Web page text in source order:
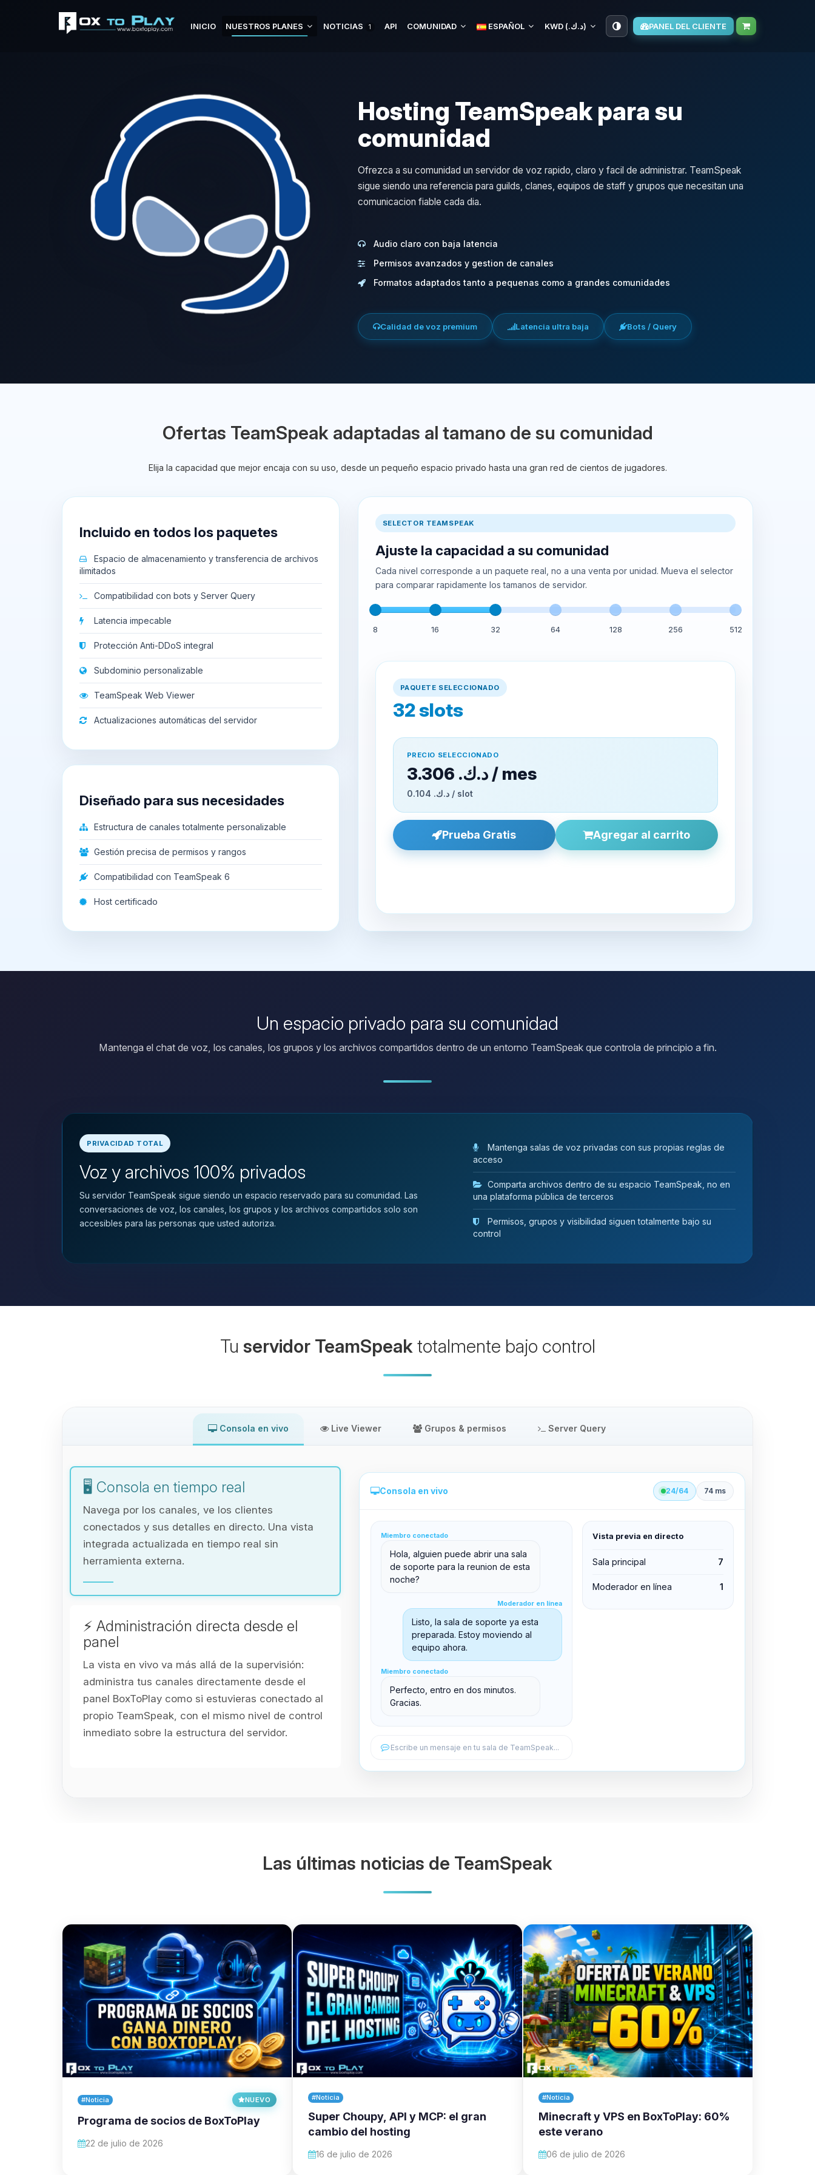
INICIO NUESTROS PLANES NOTICIAS 1 API COMUNIDAD ESPAÑOL KWD (د.ك.‏) PANEL DEL CLIENTE
Hosting TeamSpeak para su
comunidad
Ofrezca a su comunidad un servidor de voz rapido, claro y facil de administrar. TeamSpeak
sigue siendo una referencia para guilds, clanes, equipos de staff y grupos que necesitan una
comunicacion fiable cada dia.
Audio claro con baja latencia
Permisos avanzados y gestion de canales
Formatos adaptados tanto a pequenas como a grandes comunidades
Calidad de voz premium Latencia ultra baja Bots / Query
Ofertas TeamSpeak adaptadas al tamano de su comunidad
Elija la capacidad que mejor encaja con su uso, desde un pequeño espacio privado hasta una gran red de cientos de jugadores.
Incluido en todos los paquetes
Espacio de almacenamiento y transferencia de archivos
ilimitados
Compatibilidad con bots y Server Query
Latencia impecable
Protección Anti-DDoS integral
Subdominio personalizable
TeamSpeak Web Viewer
Actualizaciones automáticas del servidor
Diseñado para sus necesidades
Estructura de canales totalmente personalizable
Gestión precisa de permisos y rangos
Compatibilidad con TeamSpeak 6
Host certificado
SELECTOR TEAMSPEAK
Ajuste la capacidad a su comunidad
Cada nivel corresponde a un paquete real, no a una venta por unidad. Mueva el selector
para comparar rapidamente los tamanos de servidor.
8 16 32 64 128 256 512
PAQUETE SELECCIONADO
32slots
PRECIO SELECCIONADO
3.306 د.ك.‏ / mes
0.104 د.ك.‏ / slot
Prueba Gratis Agregar al carrito
Un espacio privado para su comunidad
Mantenga el chat de voz, los canales, los grupos y los archivos compartidos dentro de un entorno TeamSpeak que controla de principio a fin.
PRIVACIDAD TOTAL
Voz y archivos 100% privados
Su servidor TeamSpeak sigue siendo un espacio reservado para su comunidad. Las
conversaciones de voz, los canales, los grupos y los archivos compartidos solo son
accesibles para las personas que usted autoriza.
Mantenga salas de voz privadas con sus propias reglas de
acceso
Comparta archivos dentro de su espacio TeamSpeak, no en
una plataforma pública de terceros
Permisos, grupos y visibilidad siguen totalmente bajo su
control
Tu servidor TeamSpeak totalmente bajo control
Consola en vivo Live Viewer Grupos & permisos Server Query
🖥️ Consola en tiempo real
Navega por los canales, ve los clientes
conectados y sus detalles en directo. Una vista
integrada actualizada en tiempo real sin
herramienta externa.
⚡ Administración directa desde el
panel
La vista en vivo va más allá de la supervisión:
administra tus canales directamente desde el
panel BoxToPlay como si estuvieras conectado al
propio TeamSpeak, con el mismo nivel de control
inmediato sobre la estructura del servidor.
Consola en vivo 24/64 74 ms
Miembro conectado
Hola, alguien puede abrir una sala
de soporte para la reunion de esta
noche?
Moderador en línea
Listo, la sala de soporte ya esta
preparada. Estoy moviendo al
equipo ahora.
Miembro conectado
Perfecto, entro en dos minutos.
Gracias.
Escribe un mensaje en tu sala de TeamSpeak...
Vista previa en directo
Sala principal 7
Moderador en línea 1
Administración directa desde el panel
support@boxtoplay.com
Sala principal
Las últimas noticias de TeamSpeak
#Noticia NUEVO
Programa de socios de BoxToPlay
22 de julio de 2026
#Noticia
Super Choupy, API y MCP: el gran
cambio del hosting
16 de julio de 2026
#Noticia
Minecraft y VPS en BoxToPlay: 60%
este verano
06 de julio de 2026